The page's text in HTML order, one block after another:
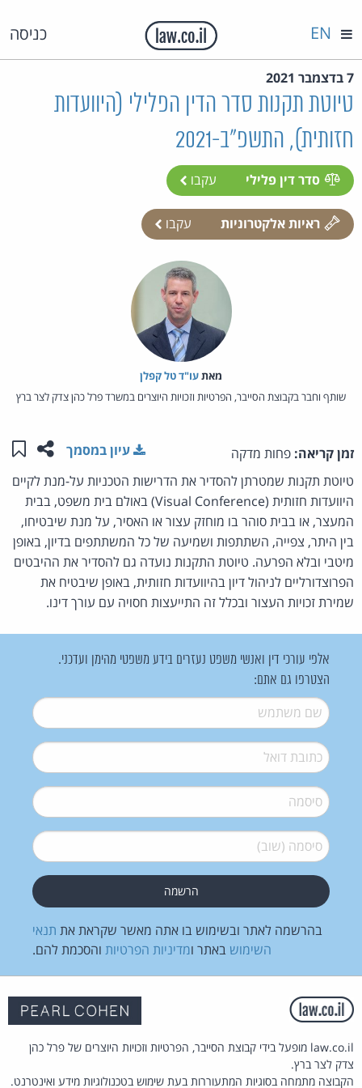
כניסה EN
7 בדצמבר 2021
טיוטת תקנות סדר הדין הפלילי (היוועדות
חזותית), התשפ"ב-2021
סדר דין פלילי עקבו
ראיות אלקטרוניות עקבו
מאת‏עו"ד טל קפלן
שותף וחבר בקבוצת הסייבר, הפרטיות וזכויות היוצרים במשרד פרל כהן צדק לצר ברץ
זמן קריאה: פחות מדקה שתפו
עיון במסמך
טיוטת תקנות שמטרתן להסדיר את הדרישות הטכניות על-מנת לקיים
היוועדות חזותית (Visual Conference) באולם בית משפט, בבית
המעצר, או בבית סוהר בו מוחזק עצור או האסיר, על מנת שיבטיחו,
בין היתר, צפייה, השתתפות ושמיעה של כל המשתתפים בדיון, באופן
מיטבי ובלא הפרעה. טיוטת התקנות נועדה גם להסדיר את ההיבטים
הפרוצדורליים לניהול דיון בהיוועדות חזותית, באופן שיבטיח את
שמירת זכויות העצור ובכלל זה התייעצות חסויה עם עורך דינו.
אלפי עורכי דין ואנשי משפט נעזרים בידע משפטי מהימן ועדכני.
הצטרפו גם אתם:
שם משתמש*
דואל*
סיסמה*
סיסמה (שוב)*
בהרשמה לאתר ובשימוש בו אתה מאשר שקראת את תנאי
השימוש באתר ומדיניות הפרטיות והסכמת להם.
law.co.il מופעל בידי קבוצת הסייבר, הפרטיות וזכויות היוצרים של פרל כהן
צדק לצר ברץ.
הקבוצה מתמחה בסוגיות המתעוררות בעת שימוש בטכנולוגיות מידע ואינטרנט.